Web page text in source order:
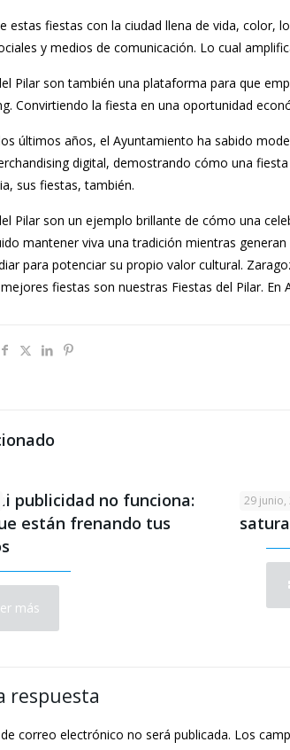
estas fiestas con la ciudad llena de vida, color,
y medios de comunicación. Lo cual
Pilar son también una plataforma para que
Convirtiendo la fiesta en una oportunidad
últimos años, el Ayuntamiento ha sabido
digital, demostrando cómo una
sus fiestas, también.
Pilar son un ejemplo brillante de cómo una
mantener viva una tradición mientras
para potenciar su propio valor cultural.
fiestas son nuestras Fiestas del Pilar.
publicidad no funciona:
están frenando tus
más
29 junio,
respuesta
correo electrónico no será publicada. Los